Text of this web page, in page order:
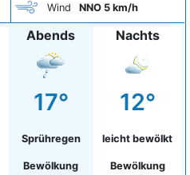
Wind NNO 5 km/h
Abends
17°
Sprühregen
Bewölkung
Nachts
12°
leicht bewölkt
Bewölkung